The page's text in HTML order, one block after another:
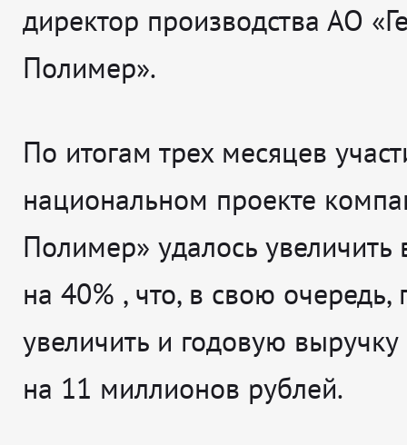
директор производства АО
Полимер».
По итогам трех месяцев
национальном проекте
Полимер» удалось увеличить
на 40% , что, в свою очередь,
увеличить и годовую
на 11 миллионов рублей.